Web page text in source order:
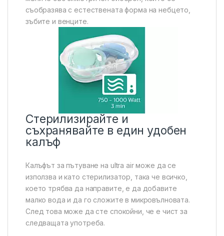
съобразява с естествената форма на небцето,
зъбите и венците.
Стерилизирайте и
съхранявайте в един удобен
калъф
Калъфът за пътуване на ultra air може да се
използва и като стерилизатор, така че всичко,
което трябва да направите, е да добавите
малко вода и да го сложите в микровълновата.
След това може да сте спокойни, че е чист за
следващата употреба.